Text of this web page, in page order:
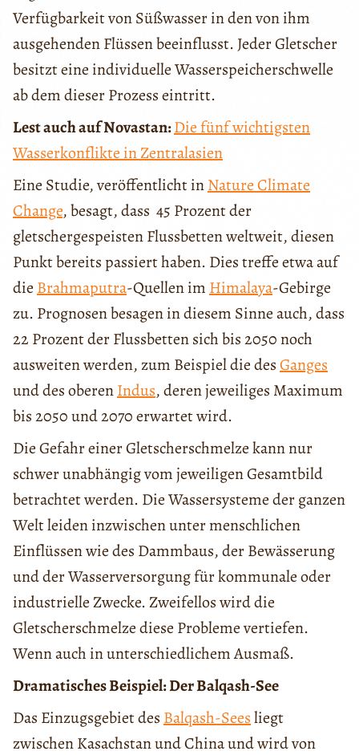
Verfügbarkeit von Süßwasser in den von ihm
ausgehenden Flüssen beeinflusst. Jeder Gletscher
besitzt eine individuelle Wasserspeicherschwelle
ab dem dieser Prozess eintritt.
Lest auch auf Novastan:Die fünf wichtigsten
Wasserkonflikte in Zentralasien
Eine Studie, veröffentlicht inNature Climate
Change, besagt, dass 45 Prozent der
gletschergespeisten Flussbetten weltweit, diesen
Punkt bereits passiert haben. Dies treffe etwa auf
die Brahmaputra-Quellen im Himalaya-Gebirge
zu. Prognosen besagen in diesem Sinne auch, dass
22 Prozent der Flussbetten sich bis 2050 noch
ausweiten werden, zum Beispiel die desGanges
und des oberenIndus, deren jeweiliges Maximum
bis 2050 und 2070 erwartet wird.
Die Gefahr einer Gletscherschmelze kann nur
schwer unabhängig vom jeweiligen Gesamtbild
betrachtet werden. Die Wassersysteme der ganzen
Welt leiden inzwischen unter menschlichen
Einflüssen wie des Dammbaus, der Bewässerung
und der Wasserversorgung für kommunale oder
industrielle Zwecke. Zweifellos wird die
Gletscherschmelze diese Probleme vertiefen.
Wenn auch in unterschiedlichem Ausmaß.
Dramatisches Beispiel: Der Balqash-See
Das Einzugsgebiet des Balqash-Seesliegt
zwischen Kasachstan und China und wird von